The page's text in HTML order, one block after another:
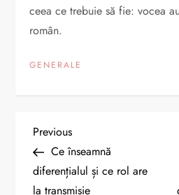
ceea ce trebuie să fie: vocea
român.
GENERALE
N
a
Previous
Post
Previous
Ce înseamnă
diferențialul și ce rol are
la transmisie